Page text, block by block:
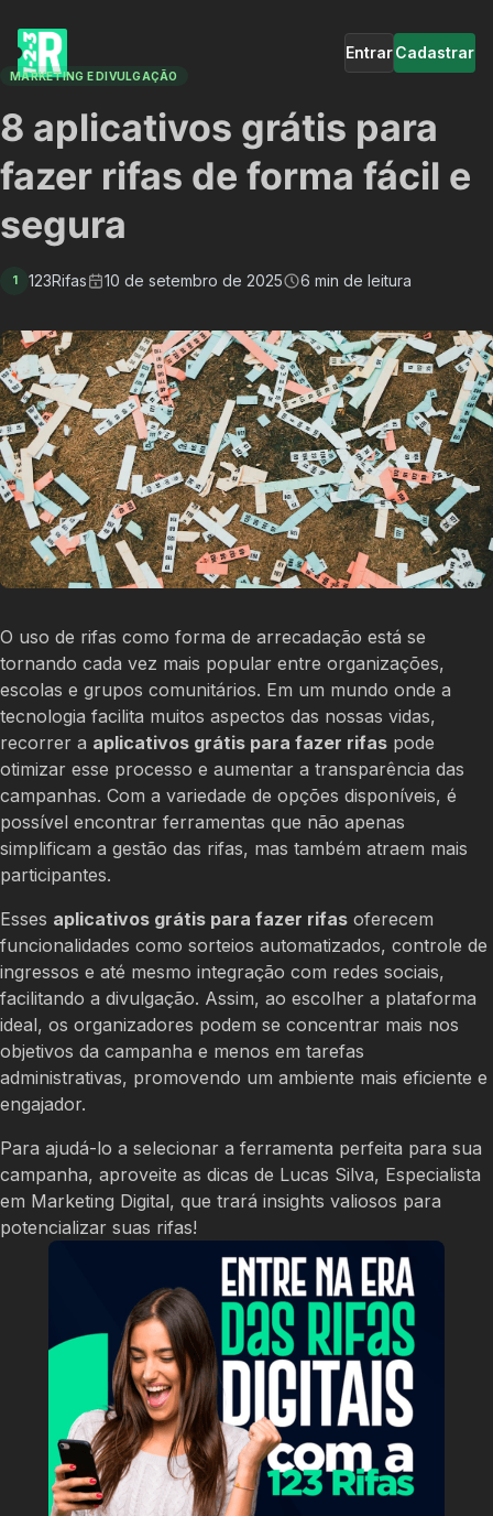
EntrarCadastrar
MARKETING E DIVULGAÇÃO
8 aplicativos grátis para
fazer rifas de forma fácil e
segura
1 123Rifas 10 de setembro de 2025 6 min de leitura
O uso de rifas como forma de arrecadação está se
tornando cada vez mais popular entre organizações,
escolas e grupos comunitários. Em um mundo onde a
tecnologia facilita muitos aspectos das nossas vidas,
recorrer a aplicativos grátis para fazer rifas pode
otimizar esse processo e aumentar a transparência das
campanhas. Com a variedade de opções disponíveis, é
possível encontrar ferramentas que não apenas
simplificam a gestão das rifas, mas também atraem mais
participantes.
Esses aplicativos grátis para fazer rifas oferecem
funcionalidades como sorteios automatizados, controle de
ingressos e até mesmo integração com redes sociais,
facilitando a divulgação. Assim, ao escolher a plataforma
ideal, os organizadores podem se concentrar mais nos
objetivos da campanha e menos em tarefas
administrativas, promovendo um ambiente mais eficiente e
engajador.
Para ajudá-lo a selecionar a ferramenta perfeita para sua
campanha, aproveite as dicas de Lucas Silva, Especialista
em Marketing Digital, que trará insights valiosos para
potencializar suas rifas!